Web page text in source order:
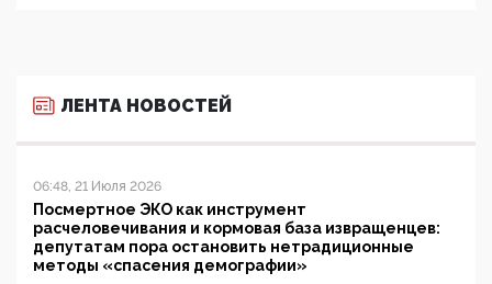
ЛЕНТА НОВОСТЕЙ
06:48, 21 Июля 2026
Посмертное ЭКО как инструмент
расчеловечивания и кормовая база извращенцев:
депутатам пора остановить нетрадиционные
методы «спасения демографии»